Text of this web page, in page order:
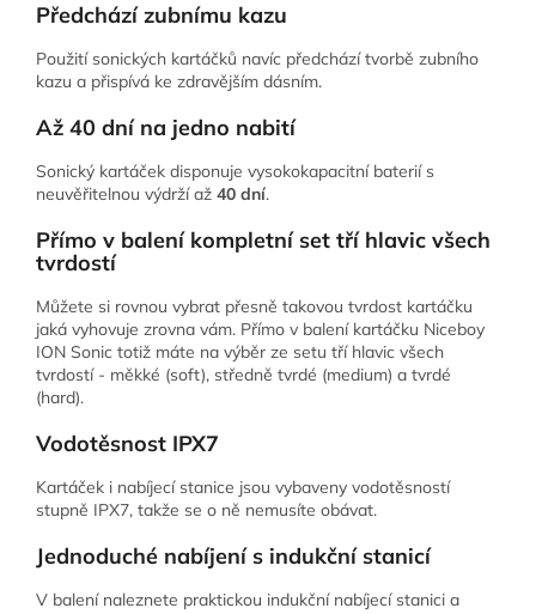
Předchází zubnímu kazu
Použití sonických kartáčků navíc předchází tvorbě zubního
kazu a přispívá ke zdravějším dásním.
Až 40 dní na jedno nabití
Sonický kartáček disponuje vysokokapacitní baterií s
neuvěřitelnou výdrží až 40 dní.
Přímo v balení kompletní set tří hlavic všech
tvrdostí
Můžete si rovnou vybrat přesně takovou tvrdost kartáčku
jaká vyhovuje zrovna vám. Přímo v balení kartáčku Niceboy
ION Sonic totiž máte na výběr ze setu tří hlavic všech
tvrdostí - měkké (soft), středně tvrdé (medium) a tvrdé
(hard).
Vodotěsnost IPX7
Kartáček i nabíjecí stanice jsou vybaveny vodotěsností
stupně IPX7, takže se o ně nemusíte obávat.
Jednoduché nabíjení s indukční stanicí
V balení naleznete praktickou indukční nabíjecí stanici a